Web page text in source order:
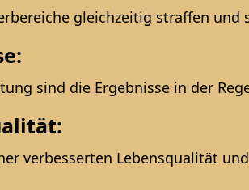
gleichzeitig straffen
sind die Ergebnisse in der
verbesserten Lebensqualität